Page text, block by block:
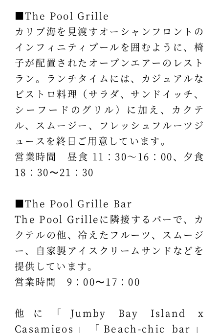
■The Pool Grille
カリブ海を見渡すオーシャンフロントの
インフィニティプールを囲むように、椅
子が配置されたオープンエアーのレスト
ラン。ランチタイムには、カジュアルな
ビストロ料理（サラダ、サンドイッチ、
シーフードのグリル）に加え、カクテ
ル、スムージー、フレッシュフルーツジ
ュースを終日ご用意しています。
営業時間 昼食 11：30～16：00、夕食
18：30〜21：30
■The Pool Grille Bar
The Pool Grilleに隣接するバーで、カ
クテルの他、冷えたフルーツ、スムージ
ー、自家製アイスクリームサンドなどを
提供しています。
営業時間 9：00〜17：00
他に「Jumby Bay Island x
Casamigos」「Beach-chic bar」